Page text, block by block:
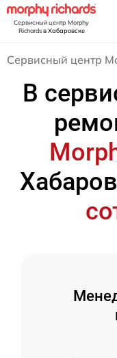
Сервисный центр Morphy
Richardsв Хабаровске
Сервисный центр
В